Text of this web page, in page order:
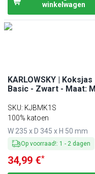
winkelwagen
KARLOWSKY | Koksjas
Basic - Zwart - Maat: M
SKU: KJBMK1S
100% katoen
W 235 x D 345 x H 50 mm
Op voorraad!: 1 - 2 dagen
34,99 €*